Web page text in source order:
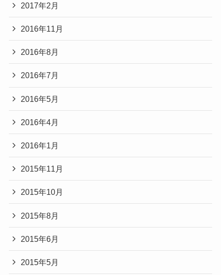
2017年2月
2016年11月
2016年8月
2016年7月
2016年5月
2016年4月
2016年1月
2015年11月
2015年10月
2015年8月
2015年6月
2015年5月